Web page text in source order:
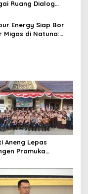
Ruang Dialog
Energy Siap Bor
Migas di Natuna:
Aneng Lepas
Pramuka
2026